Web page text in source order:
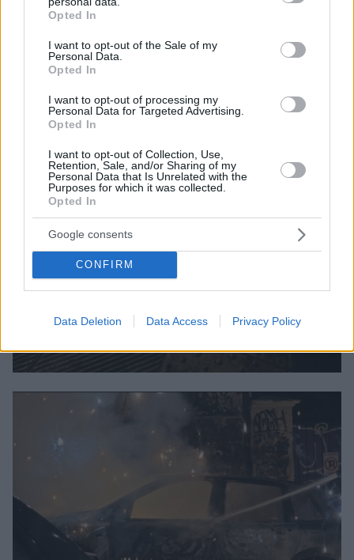
grant or deny consent to Google and its third-party tags to
use your data for below specified purposes in below Google
consent section.
Opted In
I want to opt-out of the Sale of my
Personal Data.
Opted In
I want to opt-out of processing my
Personal Data for Targeted Advertising.
Opted In
I want to opt-out of Collection, Use,
Retention, Sale, and/or Sharing of my
Personal Data that Is Unrelated with the
Purposes for which it was collected.
Opted In
Google consents
CONFIRM
Data Deletion Data Access Privacy Policy